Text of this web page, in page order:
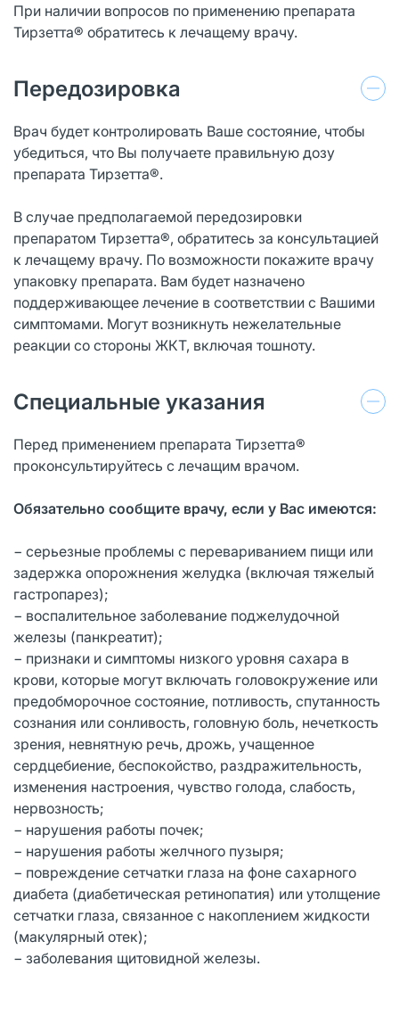
При наличии вопросов по применению препарата
Тирзетта® обратитесь к лечащему врачу.
Передозировка
Врач будет контролировать Ваше состояние, чтобы
убедиться, что Вы получаете правильную дозу
препарата Тирзетта®.
В случае предполагаемой передозировки
препаратом Тирзетта®, обратитесь за консультацией
к лечащему врачу. По возможности покажите врачу
упаковку препарата. Вам будет назначено
поддерживающее лечение в соответствии с Вашими
симптомами. Могут возникнуть нежелательные
реакции со стороны ЖКТ, включая тошноту.
Специальные указания
Перед применением препарата Тирзетта®
проконсультируйтесь с лечащим врачом.
Обязательно сообщите врачу, если у Вас имеются:
− серьезные проблемы с перевариванием пищи или
задержка опорожнения желудка (включая тяжелый
гастропарез);
− воспалительное заболевание поджелудочной
железы (панкреатит);
− признаки и симптомы низкого уровня сахара в
крови, которые могут включать головокружение или
предобморочное состояние, потливость, спутанность
сознания или сонливость, головную боль, нечеткость
зрения, невнятную речь, дрожь, учащенное
сердцебиение, беспокойство, раздражительность,
изменения настроения, чувство голода, слабость,
нервозность;
− нарушения работы почек;
− нарушения работы желчного пузыря;
− повреждение сетчатки глаза на фоне сахарного
диабета (диабетическая ретинопатия) или утолщение
сетчатки глаза, связанное с накоплением жидкости
(макулярный отек);
− заболевания щитовидной железы.